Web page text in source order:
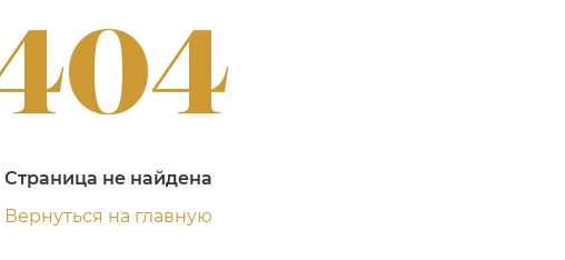
Страница не найдена
Вернуться на главную